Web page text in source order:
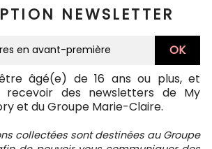
NEWSLETTER
âgé(e) de 16 ans ou plus, et
des newsletters de My
et du Groupe Marie-Claire.
collectées sont destinées au Groupe